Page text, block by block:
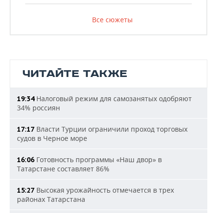
Все сюжеты
ЧИТАЙТЕ ТАКЖЕ
19:34Налоговый режим для самозанятых одобряют
34% россиян
17:17 Власти Турции ограничили проход торговых
судов в Черное море
16:06 Готовность программы «Наш двор» в
Татарстане составляет 86%
15:27 Высокая урожайность отмечается в трех
районах Татарстана